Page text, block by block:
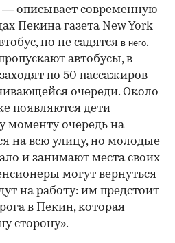
описывает современную
Пекина газета New York
но не садятся в него.
автобусы, в
по 50 пассажиров
очереди. Около
появляются дети
моменту очередь на
на всю улицу, но молодые
и занимают места своих
могут вернуться
на работу: им предстоит
в Пекин, которая
сторону».